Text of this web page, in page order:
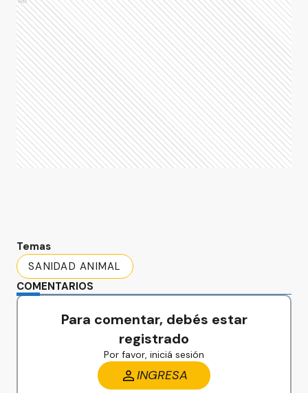
Temas
SANIDAD ANIMAL
COMENTARIOS
Para comentar, debés estar
registrado
Por favor, iniciá sesión
INGRESA